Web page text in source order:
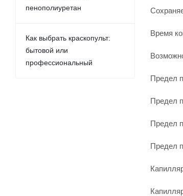
Время
Предел
Предел
Предел
Предел
пенополиуретан
Как выбрать краскопульт:
бытовой или
профессиональный